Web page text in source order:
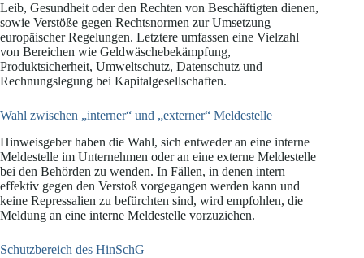
Leib, Gesundheit oder den Rechten von Beschäftigten dienen,
sowie Verstöße gegen Rechtsnormen zur Umsetzung
europäischer Regelungen. Letztere umfassen eine Vielzahl
von Bereichen wie Geldwäschebekämpfung,
Produktsicherheit, Umweltschutz, Datenschutz und
Rechnungslegung bei Kapitalgesellschaften.
Wahl zwischen „interner“ und „externer“ Meldestelle
Hinweisgeber haben die Wahl, sich entweder an eine interne
Meldestelle im Unternehmen oder an eine externe Meldestelle
bei den Behörden zu wenden. In Fällen, in denen intern
effektiv gegen den Verstoß vorgegangen werden kann und
keine Repressalien zu befürchten sind, wird empfohlen, die
Meldung an eine interne Meldestelle vorzuziehen.
Schutzbereich des HinSchG